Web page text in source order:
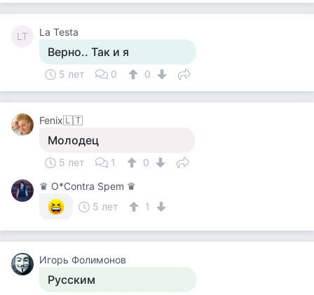
LT La Testa
Верно.. Так и я
5 лет 0 0
Fenix🇱🇹
Молодец
5 лет 1
0
♛ О*Contra Spem ♛
5 лет
1
Игорь Фолимонов
Русским